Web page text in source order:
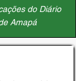
do Diário
Amapá